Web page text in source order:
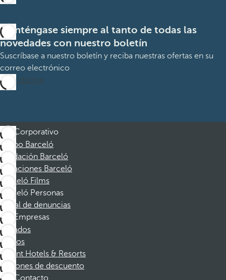
Manténgase siempre al tanto de todas las
novedades con nuestro boletín
Suscríbase a nuestro boletín y reciba nuestras ofertas en su
correo electrónico
Suscribirme
Corporativo
Grupo Barceló
Fundación Barceló
Vacaciones Barceló
Barceló Films
Barceló Personas
Canal de denuncias
Empresas
Afiliados
Socios
Dorint Hotels & Resorts
Cupones de descuento
Contacto